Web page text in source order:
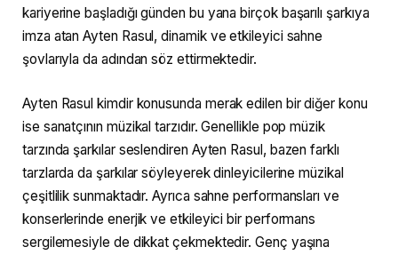
kariyerine başladığı günden bu yana birçok başarılı şarkıya
imza atan Ayten Rasul, dinamik ve etkileyici sahne
şovlarıyla da adından söz ettirmektedir.
Ayten Rasul kimdir konusunda merak edilen bir diğer konu
ise sanatçının müzikal tarzıdır. Genellikle pop müzik
tarzında şarkılar seslendiren Ayten Rasul, bazen farklı
tarzlarda da şarkılar söyleyerek dinleyicilerine müzikal
çeşitlilik sunmaktadır. Ayrıca sahne performansları ve
konserlerinde enerjik ve etkileyici bir performans
sergilemesiyle de dikkat çekmektedir. Genç yaşına